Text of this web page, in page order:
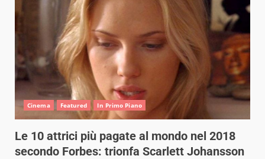
Cinema Featured In Primo Piano
Le 10 attrici più pagate al mondo nel 2018
secondo Forbes: trionfa Scarlett Johansson